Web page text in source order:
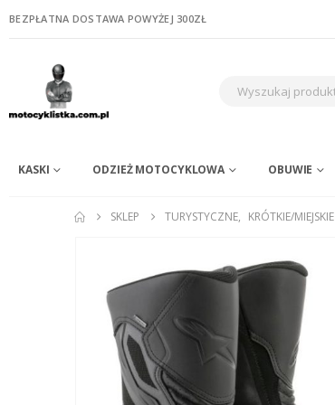
BEZPŁATNA DOSTAWA POWYŻEJ 300ZŁ
KASKI ODZIEŻ MOTOCYKLOWA OBUWIE
SKLEP TURYSTYCZNE, KRÓTKIE/MIEJSKIE